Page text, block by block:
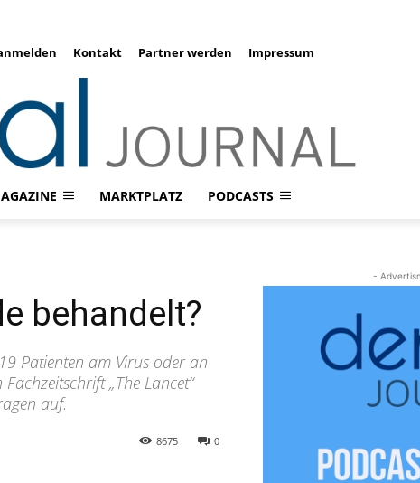
Kontakt Partner werden Impressum
MARKTPLATZ PODCASTS
behandelt?
Patienten am Virus oder an
„The Lancet“
auf.
0
8675
-